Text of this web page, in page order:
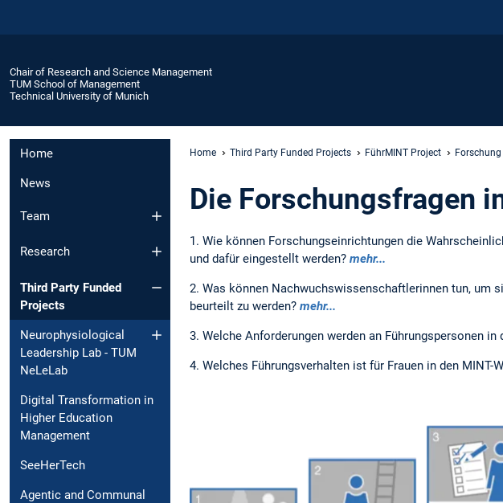
Chair of Research and Science Management
TUM School of Management
Technical University of Munich
Home
News
Team
Research
Third Party Funded
Projects
Neurophysiological
Leadership Lab - TUM
NeLeLab
Digital Transformation in
Higher Education
Management
SeeHerTech
Agentic and Communal
Home Third Party Funded Projects FührMINT Project Forschung
Die Forschungsfragen
1. Wie können Forschungseinrichtungen die
und dafür eingestellt werden? mehr...
2. Was können Nachwuchswissenschaftlerinnen tun, um
beurteilt zu werden? mehr...
3. Welche Anforderungen werden an Führungspersonen
4. Welches Führungsverhalten ist für Frauen in den MINT-